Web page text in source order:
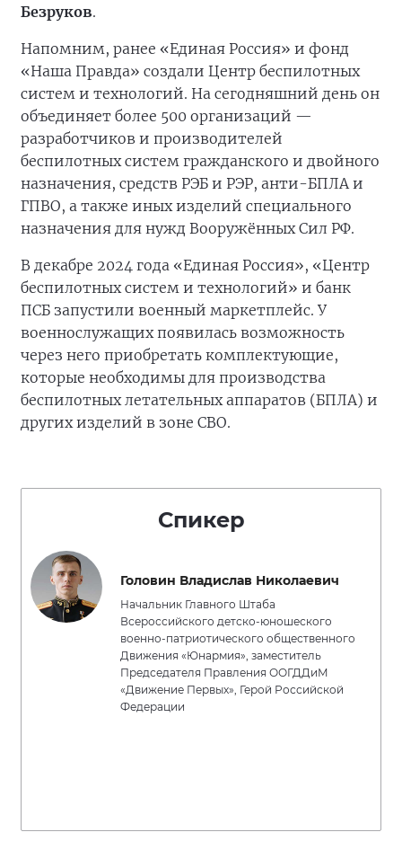
Безруков.
Напомним, ранее «Единая Россия» и фонд
«Наша Правда» создали Центр беспилотных
систем и технологий. На сегодняшний день он
объединяет более 500 организаций —
разработчиков и производителей
беспилотных систем гражданского и двойного
назначения, средств РЭБ и РЭР, анти-БПЛА и
ГПВО, а также иных изделий специального
назначения для нужд Вооружённых Сил РФ.
В декабре 2024 года «Единая Россия», «Центр
беспилотных систем и технологий» и банк
ПСБ запустили военный маркетплейс. У
военнослужащих появилась возможность
через него приобретать комплектующие,
которые необходимы для производства
беспилотных летательных аппаратов (БПЛА) и
других изделий в зоне СВО.
Спикер
Головин Владислав Николаевич
Начальник Главного Штаба
Всероссийского детско-юношеского
военно-патриотического общественного
Движения «Юнармия», заместитель
Председателя Правления ООГДДиМ
«Движение Первых», Герой Российской
Федерации